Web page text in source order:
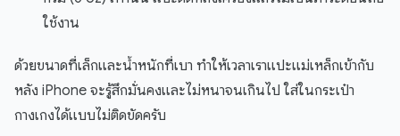
ใช้งาน
ด้วยขนาดที่เล็กและน้ำหนักที่เบา ทำให้เวลาเราแปะแม่เหล็กเข้ากับ
หลัง iPhone จะรู้สึกมั่นคงและไม่หนาจนเกินไป ใส่ในกระเป๋า
กางเกงได้แบบไม่ติดขัดครับ